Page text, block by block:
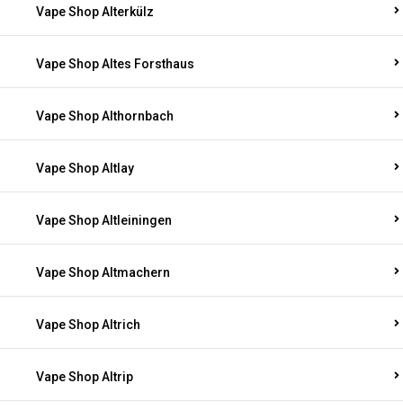
Vape Shop Alterkülz
Vape Shop Altes Forsthaus
Vape Shop Althornbach
Vape Shop Altlay
Vape Shop Altleiningen
Vape Shop Altmachern
Vape Shop Altrich
Vape Shop Altrip